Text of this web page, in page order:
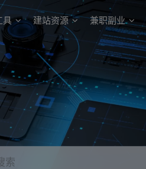
具 建站资源 兼职副业
索